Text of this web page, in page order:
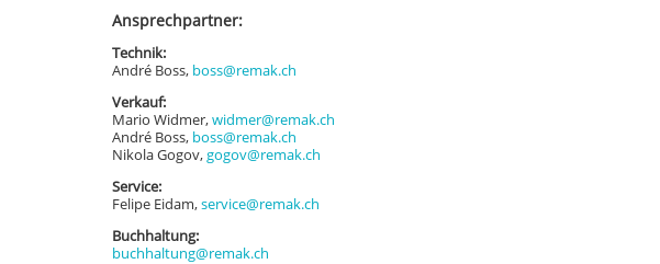
Ansprechpartner:
Technik:
André Boss, boss@remak.ch
Verkauf:
Mario Widmer,widmer@remak.ch
André Boss, boss@remak.ch
Nikola Gogov,gogov@remak.ch
Service:
Felipe Eidam,service@remak.ch
Buchhaltung:
buchhaltung@remak.ch